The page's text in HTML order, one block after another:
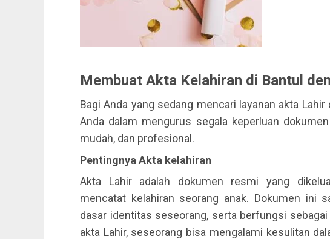
Membuat Akta Kelahiran di Bantul
Bagi Anda yang sedang mencari layanan akta
Anda dalam mengurus segala keperluan
mudah, dan profesional.
Pentingnya Akta kelahiran
Akta Lahir adalah dokumen resmi yang
mencatat kelahiran seorang anak. Dokumen ini
dasar identitas seseorang, serta berfungsi sebagai
akta Lahir, seseorang bisa mengalami kesulitan